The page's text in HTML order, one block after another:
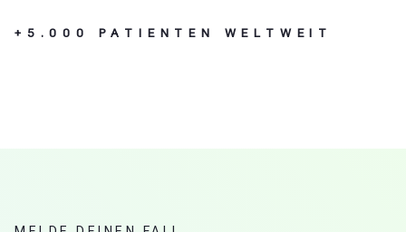
+5.000 PATIENTEN WELTWEIT